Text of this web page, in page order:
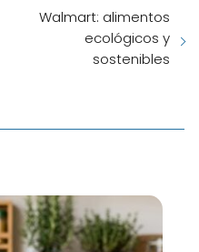
Walmart: alimentos
ecológicos y
sostenibles